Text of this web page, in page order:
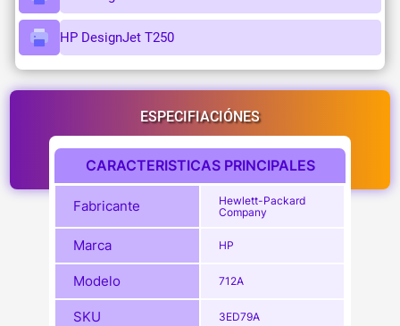
HP DesignJet T250
ESPECIFIACIÓNES
CARACTERISTICAS PRINCIPALES
Fabricante
Hewlett-Packard
Company
Marca HP
Modelo 712A
SKU 3ED79A